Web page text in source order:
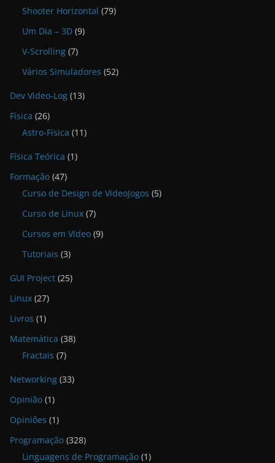
Shooter Horizontal (79)
Um Dia – 3D (9)
V-Scrolling (7)
Vários Simuladores (52)
Dev Video-Log (13)
Física (26)
Astro-Física (11)
Física Teórica (1)
Formação (47)
Curso de Design de VideoJogos (5)
Curso de Linux (7)
Cursos em Vídeo (9)
Tutoriais (3)
GUI Project (25)
Linux (27)
Livros (1)
Matemática (38)
Fractais (7)
Networking (33)
Opinião (1)
Opiniões (1)
Programação (328)
Linguagens de Programação (1)